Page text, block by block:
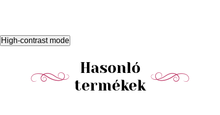
High-contrast mode
Hasonló
termékek